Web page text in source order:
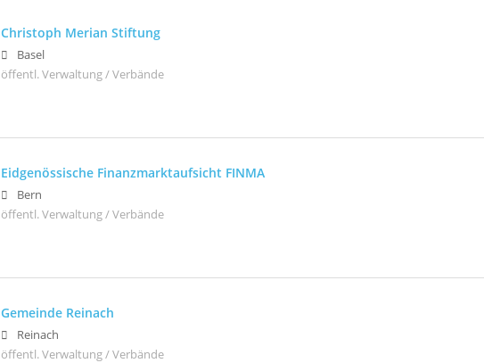
Christoph Merian Stiftung
Basel
öffentl. Verwaltung / Verbände
Eidgenössische Finanzmarktaufsicht FINMA
Bern
öffentl. Verwaltung / Verbände
Gemeinde Reinach
Reinach
öffentl. Verwaltung / Verbände